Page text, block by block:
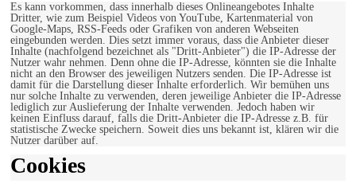
Es kann vorkommen, dass innerhalb dieses Onlineangebotes Inhalte
Dritter, wie zum Beispiel Videos von YouTube, Kartenmaterial von
Google-Maps, RSS-Feeds oder Grafiken von anderen Webseiten
eingebunden werden. Dies setzt immer voraus, dass die Anbieter dieser
Inhalte (nachfolgend bezeichnet als "Dritt-Anbieter") die IP-Adresse der
Nutzer wahr nehmen. Denn ohne die IP-Adresse, könnten sie die Inhalte
nicht an den Browser des jeweiligen Nutzers senden. Die IP-Adresse ist
damit für die Darstellung dieser Inhalte erforderlich. Wir bemühen uns
nur solche Inhalte zu verwenden, deren jeweilige Anbieter die IP-Adresse
lediglich zur Auslieferung der Inhalte verwenden. Jedoch haben wir
keinen Einfluss darauf, falls die Dritt-Anbieter die IP-Adresse z.B. für
statistische Zwecke speichern. Soweit dies uns bekannt ist, klären wir die
Nutzer darüber auf.
Cookies